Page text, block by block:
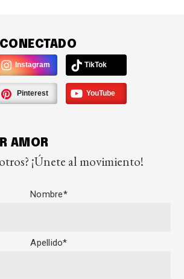
Instagram TikTok
Pinterest YouTube
AMOR
¡Únete al movimiento!
Nombre*
Apellido*